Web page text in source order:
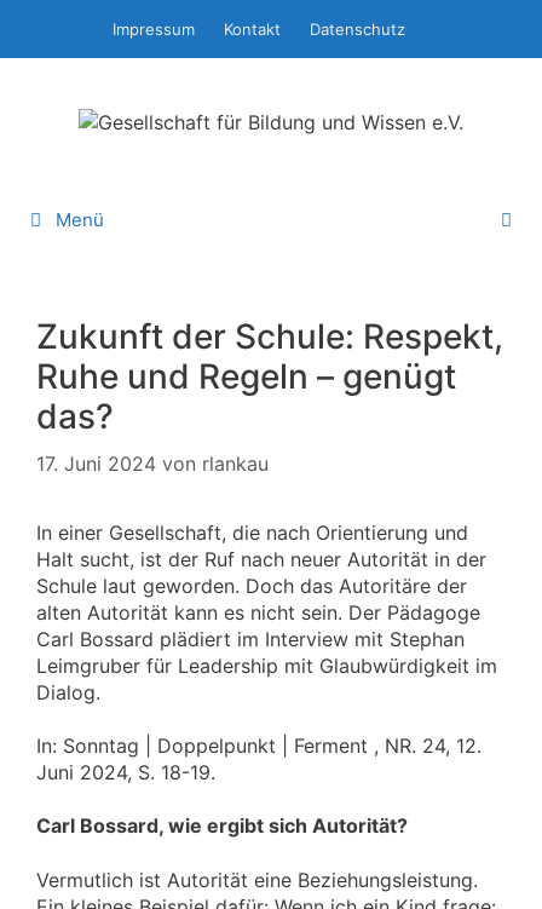
springen
Impressum Kontakt Datenschutz
Menü
Zukunft der Schule: Respekt,
Ruhe und Regeln – genügt
das?
17. Juni 2024 von rlankau
In einer Gesellschaft, die nach Orientierung und
Halt sucht, ist der Ruf nach neuer Autorität in der
Schule laut geworden. Doch das Autoritäre der
alten Autorität kann es nicht sein. Der Pädagoge
Carl Bossard plädiert im Interview mit Stephan
Leimgruber für Leadership mit Glaubwürdigkeit im
Dialog.
In: Sonntag | Doppelpunkt | Ferment , NR. 24, 12.
Juni 2024, S. 18-19.
Carl Bossard, wie ergibt sich Autorität?
Vermutlich ist Autorität eine Beziehungsleistung.